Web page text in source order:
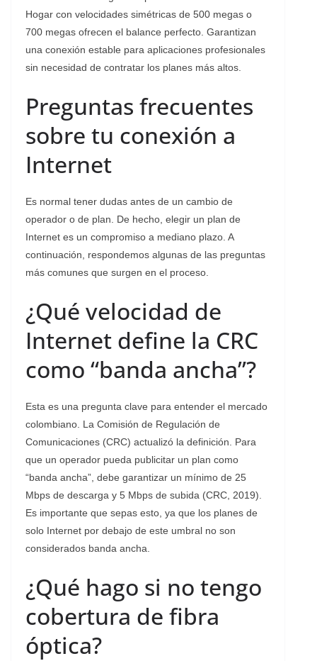
Hogar con velocidades simétricas de 500 megas o
700 megas ofrecen el balance perfecto. Garantizan
una conexión estable para aplicaciones profesionales
sin necesidad de contratar los planes más altos.
Preguntas frecuentes
sobre tu conexión a
Internet
Es normal tener dudas antes de un cambio de
operador o de plan. De hecho, elegir un plan de
Internet es un compromiso a mediano plazo. A
continuación, respondemos algunas de las preguntas
más comunes que surgen en el proceso.
¿Qué velocidad de
Internet define la CRC
como “banda ancha”?
Esta es una pregunta clave para entender el mercado
colombiano. La Comisión de Regulación de
Comunicaciones (CRC) actualizó la definición. Para
que un operador pueda publicitar un plan como
“banda ancha”, debe garantizar un mínimo de 25
Mbps de descarga y 5 Mbps de subida (CRC, 2019).
Es importante que sepas esto, ya que los planes de
solo Internet por debajo de este umbral no son
considerados banda ancha.
¿Qué hago si no tengo
cobertura de fibra
óptica?